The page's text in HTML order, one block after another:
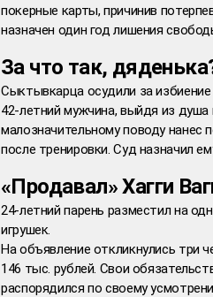
покерные карты, причинив
назначен один год лишения
За что так,
Сыктывкарца осудили за
42-летний мужчина, выйдя из
малозначительному поводу нанес
после тренировки. Суд назначил
«Продавал» Хагги
24-летний парень разместил на
игрушек.
На объявление откликнулись три
146 тыс. рублей. Свои
распорядился по своему